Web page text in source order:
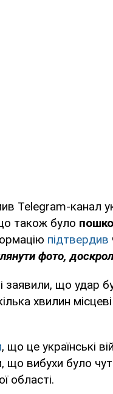
Telegram-канал
також було
підтвердив
фото,
заявили, що удар
хвилин
, що це українські
вибухи було
області.